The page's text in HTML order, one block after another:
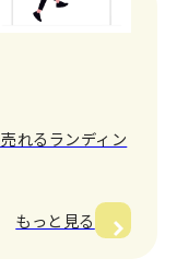
れるランディン
もっと見る